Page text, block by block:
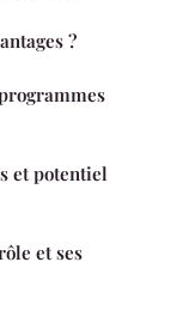
?
et potentiel
et ses